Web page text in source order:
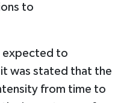
to
expected to
was stated that the
from time to